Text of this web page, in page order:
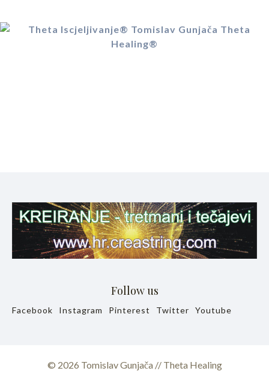
Follow us
Facebook Instagram Pinterest Twitter Youtube
© 2026 Tomislav Gunjača // Theta Healing